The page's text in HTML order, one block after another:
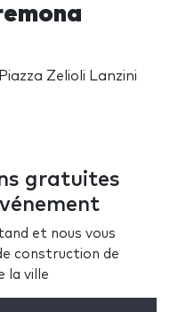
Zelioli Lanzini
gratuites
et nous vous
construction de
la ville